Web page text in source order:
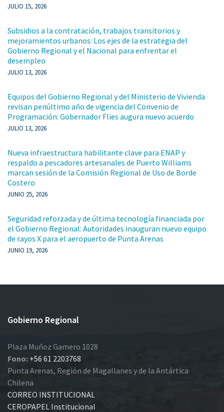
JULIO 15, 2026
Subsidios a la contratación, trabajos transitorios y
mejoramientos urbanos: Los ejes de la estrategia del
Gobierno Regional y el Nacional para enfrentar el
desempleo
JULIO 13, 2026
Equipos del Gobierno Regional y del Ministerio de Vivienda
revisan penúltimo año de vigencia del Convenio de
Programación: Gobernador Flies augura nuevo acuerdo
JULIO 13, 2026
Nueva infraestructura habilitante clave para ENAP y
respaldo a pescadores artesanales de Puerto Williams
marcan sesión de la Comisión Regional de Uso de Borde
Costero
JUNIO 25, 2026
Seguridad reforzada y de última tecnología financiada por
el Gobierno Regional: Autoridades inauguran nuevo equipo
de rayos X para el aeropuerto de Punta Arenas
JUNIO 19, 2026
Gobierno Regional
Plaza Muñoz Gamero 1028
Fono: +56 61 2203768
Punta Arenas, Región de Magallanes y de la Antártica
Chilena
CORREO INSTITUCIONAL
CEROPAPEL Institucional